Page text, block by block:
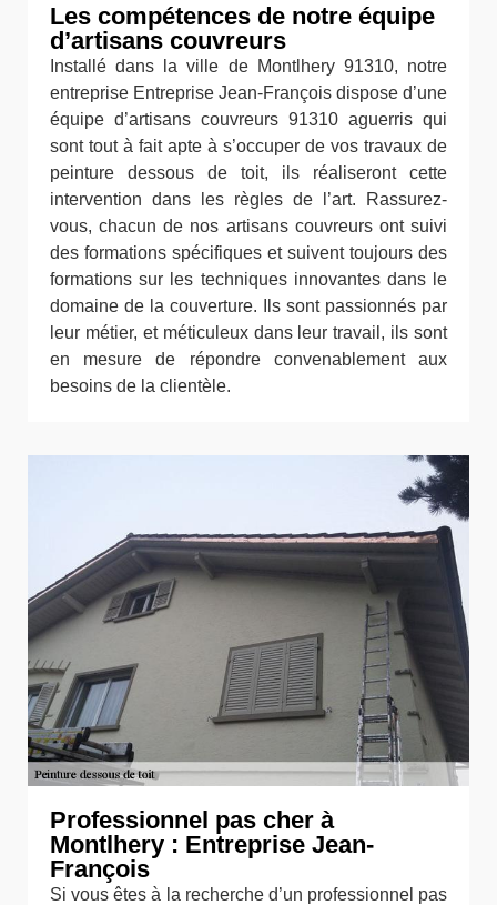
Les compétences de notre équipe
d’artisans couvreurs
Installé dans la ville de Montlhery 91310, notre
entreprise Entreprise Jean-François dispose d’une
équipe d’artisans couvreurs 91310 aguerris qui
sont tout à fait apte à s’occuper de vos travaux de
peinture dessous de toit, ils réaliseront cette
intervention dans les règles de l’art. Rassurez-
vous, chacun de nos artisans couvreurs ont suivi
des formations spécifiques et suivent toujours des
formations sur les techniques innovantes dans le
domaine de la couverture. Ils sont passionnés par
leur métier, et méticuleux dans leur travail, ils sont
en mesure de répondre convenablement aux
besoins de la clientèle.
Professionnel pas cher à
Montlhery : Entreprise Jean-
François
Si vous êtes à la recherche d’un professionnel pas